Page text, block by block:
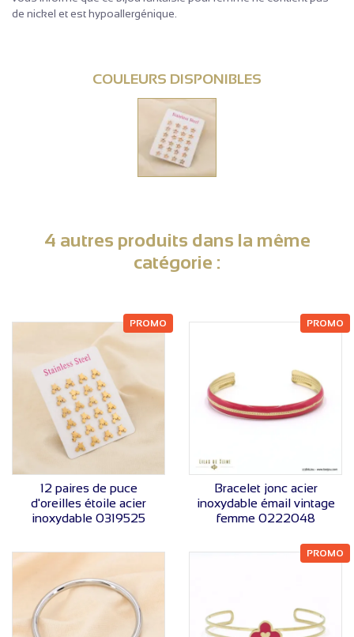
de nickel et est hypoallergénique.
COULEURS DISPONIBLES
4 autres produits dans la même
catégorie :
VOIR LE PRIX
12 paires de puce
d'oreilles étoile acier
inoxydable 0319525
PROMO
VOIR LE PRIX
Bracelet jonc acier
inoxydable émail vintage
femme 0222048
PROMO
PROMO